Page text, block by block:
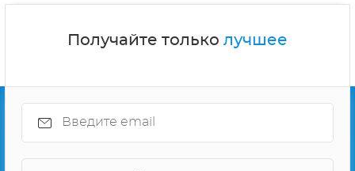
Получайте только лучшее